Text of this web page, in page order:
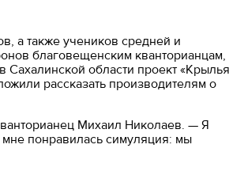
а также учеников средней и
благовещенским кванторианцам,
Сахалинской области проект «Крылья
рассказать производителям о
Михаил Николаев. — Я
понравилась симуляция: мы